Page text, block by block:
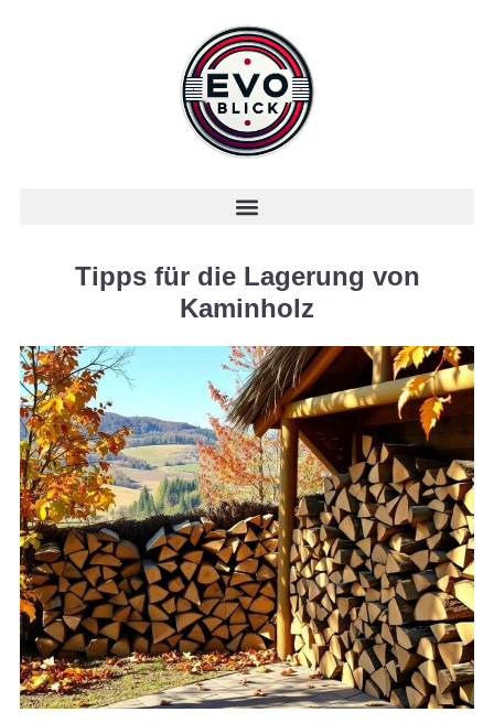
Tipps für die Lagerung von
Kaminholz